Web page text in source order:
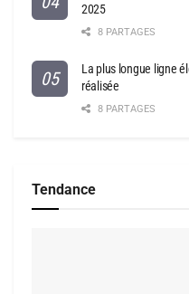
2025
8 PARTAGES
La plus longue ligne
réalisée
8 PARTAGES
Tendance